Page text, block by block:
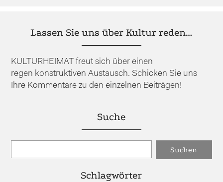
Lassen Sie uns über Kultur reden…
KULTURHEIMAT freut sich über einen
regen konstruktiven Austausch. Schicken Sie uns
Ihre Kommentare zu den einzelnen Beiträgen!
Suche
Schlagwörter